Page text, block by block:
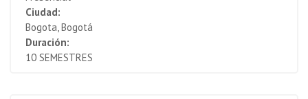
Ciudad:
Bogota, Bogotá
Duración:
10 SEMESTRES